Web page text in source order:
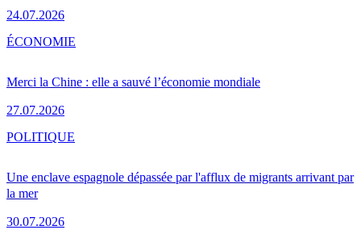
24.07.2026
Merci la Chine : elle a sauvé l’économie mondiale
27.07.2026
ÉCONOMIE
Une enclave espagnole dépassée par l'afflux de migrants arrivant par
la mer
30.07.2026
POLITIQUE